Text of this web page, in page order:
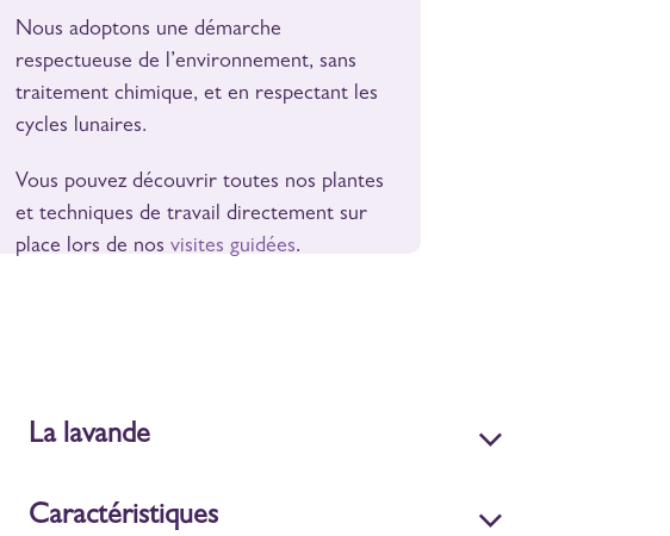
Nous adoptons une démarche
respectueuse de l’environnement, sans
traitement chimique, et en respectant les
cycles lunaires.
Vous pouvez découvrir toutes nos plantes
et techniques de travail directement sur
place lors de nos visites guidées.
La lavande
Caractéristiques